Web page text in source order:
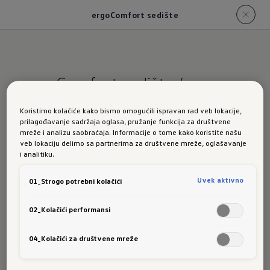
ergoComfort sedište
ergoComfort sedišta /
programa
18 položaja do
7. neba
Koristimo kolačiće kako bismo omogućili ispravan rad veb lokacije,
prilagođavanje sadržaja oglasa, pružanje funkcija za društvene
mreže i analizu saobraćaja. Informacije o tome kako koristite našu
veb lokaciju delimo sa partnerima za društvene mreže, oglašavanje
i analitiku.
01_Strogo potrebni kolačići Uvek aktivno
02_Kolačići performansi
04_Kolačići za društvene mreže